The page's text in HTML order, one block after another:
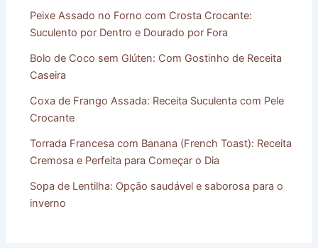
Peixe Assado no Forno com Crosta Crocante:
Suculento por Dentro e Dourado por Fora
Bolo de Coco sem Glúten: Com Gostinho de Receita
Caseira
Coxa de Frango Assada: Receita Suculenta com Pele
Crocante
Torrada Francesa com Banana (French Toast): Receita
Cremosa e Perfeita para Começar o Dia
Sopa de Lentilha: Opção saudável e saborosa para o
inverno